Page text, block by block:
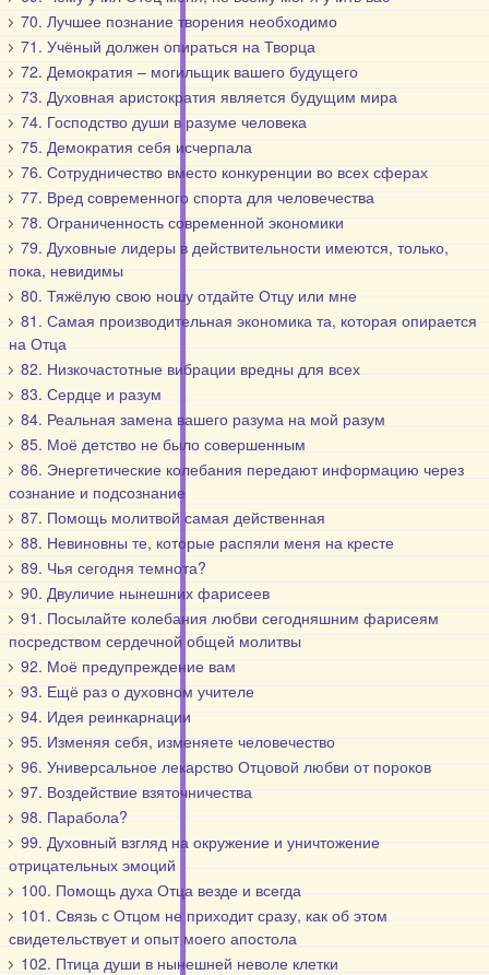
70. Лучшее познание творения необходимо
71. Учёный должен опираться на Творца
72. Демократия – могильщик вашего будущего
73. Духовная аристократия является будущим мира
74. Господство души в разуме человека
75. Демократия себя исчерпала
76. Сотрудничество вместо конкуренции во всех сферах
77. Вред современного спорта для человечества
78. Ограниченность современной экономики
79. Духовные лидеры в действительности имеются, только,
пока, невидимы
80. Тяжёлую свою ношу отдайте Отцу или мне
81. Самая производительная экономика та, которая опирается
на Отца
82. Низкочастотные вибрации вредны для всех
83. Сердце и разум
84. Реальная замена вашего разума на мой разум
85. Моё детство не было совершенным
86. Энергетические колебания передают информацию через
сознание и подсознание
87. Помощь молитвой самая действенная
88. Невиновны те, которые распяли меня на кресте
89. Чья сегодня темнота?
90. Двуличие нынешних фарисеев
91. Посылайте колебания любви сегодняшним фарисеям
посредством сердечной общей молитвы
92. Моё предупреждение вам
93. Ещё раз о духовном учителе
94. Идея реинкарнации
95. Изменяя себя, изменяете человечество
96. Универсальное лекарство Отцовой любви от пороков
97. Воздействие взяточничества
98. Парабола?
99. Духовный взгляд на окружение и уничтожение
отрицательных эмоций
100. Помощь духа Отца везде и всегда
101. Связь с Отцом не приходит сразу, как об этом
свидетельствует и опыт моего апостола
102. Птица души в нынешней неволе клетки